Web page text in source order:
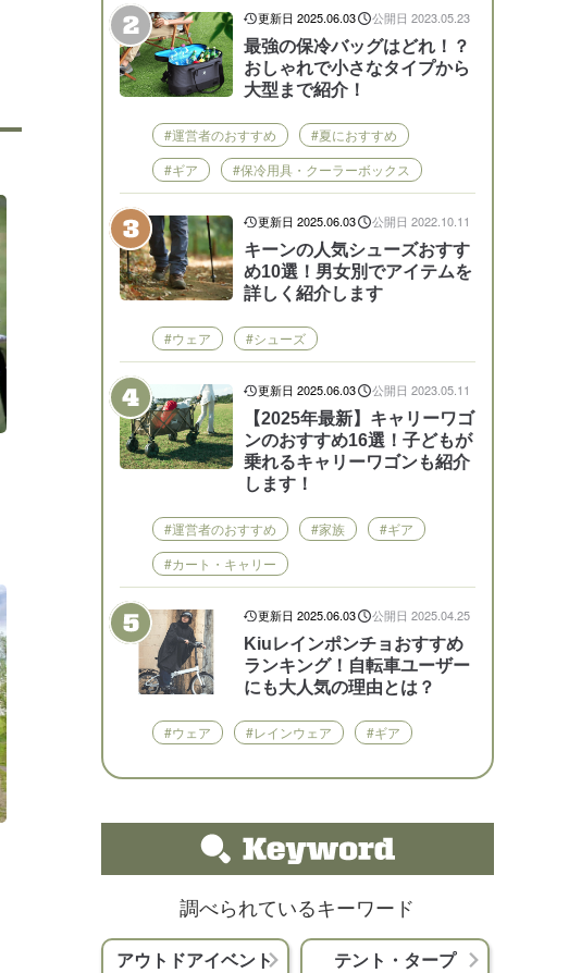
更新日 2025.06.03 公開日 2023.05.23
最強の保冷バッグはどれ！？
おしゃれで小さなタイプから
大型まで紹介！
#運営者のおすすめ
#夏におすすめ
#ギア
#保冷用具・クーラーボックス
更新日 2025.06.03 公開日 2022.10.11
キーンの人気シューズおすす
め10選！男女別でアイテムを
詳しく紹介します
#ウェア #シューズ
更新日 2025.06.03 公開日 2023.05.11
【2025年最新】キャリーワゴ
ンのおすすめ16選！子どもが
乗れるキャリーワゴンも紹介
します！
#運営者のおすすめ #家族
#ギア
#カート・キャリー
更新日 2025.06.03 公開日 2025.04.25
Kiuレインポンチョおすすめ
ランキング！自転車ユーザー
にも大人気の理由とは？
#ウェア #レインウェア #ギア
調べられているキーワード
アウトドアイベント テント・タープ